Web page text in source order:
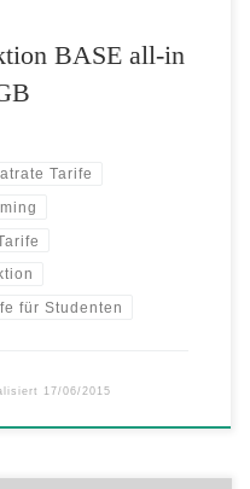
BASE all-in
Tarife
für Studenten
17/06/2015